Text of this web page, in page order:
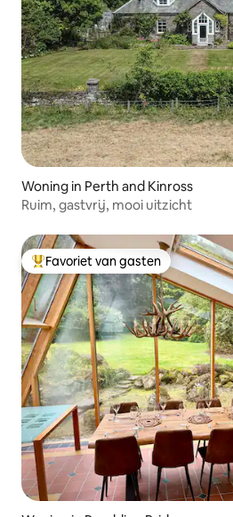
Woning in Perth and Kinross
Ruim, gastvrij, mooi uitzicht
Topfavoriet van gasten
Favoriet van gasten